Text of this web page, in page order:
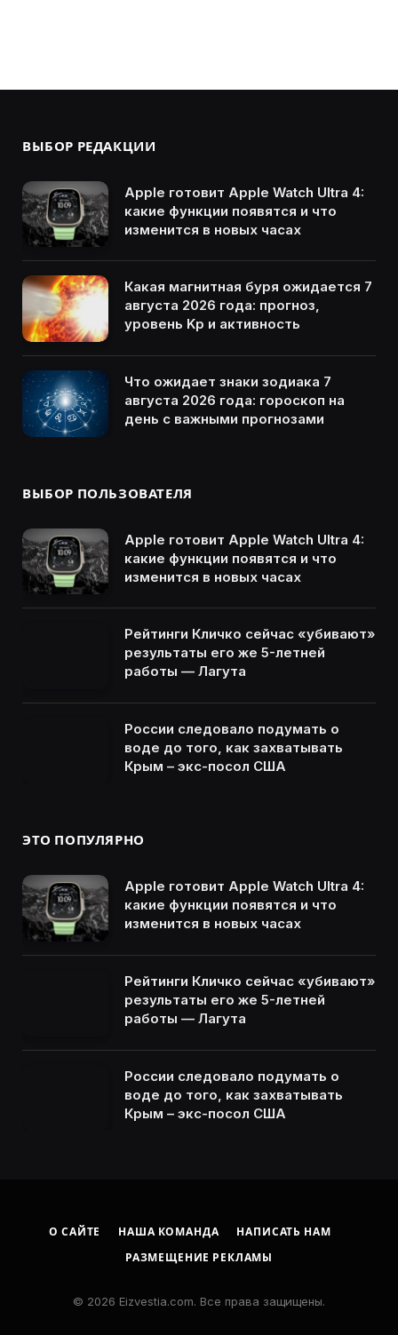
ВЫБОР РЕДАКЦИИ
Apple готовит Apple Watch Ultra 4:
какие функции появятся и что
изменится в новых часах
Какая магнитная буря ожидается 7
августа 2026 года: прогноз,
уровень Kp и активность
Что ожидает знаки зодиака 7
августа 2026 года: гороскоп на
день с важными прогнозами
ВЫБОР ПОЛЬЗОВАТЕЛЯ
Apple готовит Apple Watch Ultra 4:
какие функции появятся и что
изменится в новых часах
Рейтинги Кличко сейчас «убивают»
результаты его же 5-летней
работы — Лагута
России следовало подумать о
воде до того, как захватывать
Крым – экс-посол США
ЭТО ПОПУЛЯРНО
Apple готовит Apple Watch Ultra 4:
какие функции появятся и что
изменится в новых часах
Рейтинги Кличко сейчас «убивают»
результаты его же 5-летней
работы — Лагута
России следовало подумать о
воде до того, как захватывать
Крым – экс-посол США
О САЙТЕ НАША КОМАНДА
НАПИСАТЬ НАМ
РАЗМЕЩЕНИЕ РЕКЛАМЫ
© 2026 Eizvestia.com. Все права защищены.